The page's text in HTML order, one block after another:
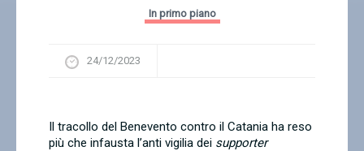
In primo piano
24/12/2023
Il tracollo del Benevento contro il Catania ha reso
più che infausta l’anti vigilia dei supporter